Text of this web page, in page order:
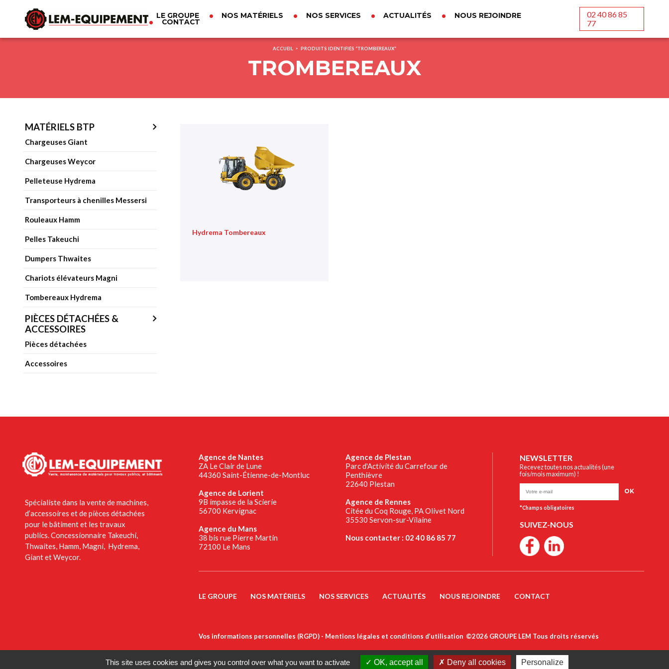
Aller
LE GROUPE NOS MATÉRIELS NOS SERVICES ACTUALITÉS NOUS REJOINDRE
CONTACT
02 40 86 85
77
ACCUEIL > PRODUITS IDENTIFIÉS “TROMBEREAUX”
TROMBEREAUX
MATÉRIELS BTP
Chargeuses Giant
Chargeuses Weycor
Pelleteuse Hydrema
Transporteurs à chenilles Messersi
Rouleaux Hamm
Pelles Takeuchi
Dumpers Thwaites
Chariots élévateurs Magni
Tombereaux Hydrema
PIÈCES DÉTACHÉES &
ACCESSOIRES
Pièces détachées
Accessoires
Hydrema Tombereaux
Spécialiste dans la vente de machines,
d’accessoires et de pièces détachées
pour le bâtiment et les travaux
publics. Concessionnaire Takeuchi,
Thwaites, Hamm, Magni, Hydrema,
Giant et Weycor.
Agence de Nantes
ZA Le Clair de Lune
44360 Saint-Étienne-de-Montluc
Agence de Lorient
9B impasse de la Scierie
56700 Kervignac
Agence du Mans
38 bis rue Pierre Martin
72100 Le Mans
Agence de Plestan
Parc d'Activité du Carrefour de
Penthièvre
22640 Plestan
Agence de Rennes
Citée du Coq Rouge, PA Olivet Nord
35530 Servon-sur-Vilaine
Nous contacter : 02 40 86 85 77
NEWSLETTER
Recevez toutes nos actualités (une
fois/mois maximum) !
OK
SUIVEZ-NOUS
LE GROUPE NOS MATÉRIELS NOS SERVICES ACTUALITÉS NOUS REJOINDRE CONTACT
Vos informations personnelles (RGPD) Mentions légales et conditions d’utilisation ©2026 GROUPE LEM Tous droits réservés
This site uses cookies and gives you control over what you want to activate OK, accept all Deny all cookies Personalize